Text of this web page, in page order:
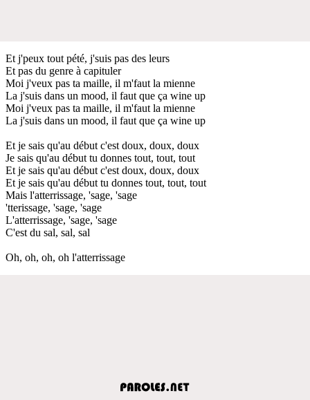
Et j'peux tout pété, j'suis pas des leurs
Et pas du genre à capituler
Moi j'veux pas ta maille, il m'faut la mienne
La j'suis dans un mood, il faut que ça wine up
Moi j'veux pas ta maille, il m'faut la mienne
La j'suis dans un mood, il faut que ça wine up
Et je sais qu'au début c'est doux, doux, doux
Je sais qu'au début tu donnes tout, tout, tout
Et je sais qu'au début c'est doux, doux, doux
Et je sais qu'au début tu donnes tout, tout, tout
Mais l'atterrissage, 'sage, 'sage
'tterissage, 'sage, 'sage
L'atterrissage, 'sage, 'sage
C'est du sal, sal, sal
Oh, oh, oh, oh l'atterrissage